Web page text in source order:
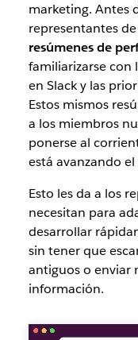
marketing. Antes
representantes
resúmenes de
familiarizarse con
en Slack y las
Estos mismos
a los miembros
ponerse al
está avanzando
Esto les da a los
necesitan para
desarrollar
sin tener que
antiguos o enviar
información.